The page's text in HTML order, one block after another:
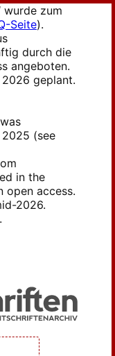
wurde zum
Seite).
durch die
angeboten.
geplant.
(see
in the
open access.
2026.